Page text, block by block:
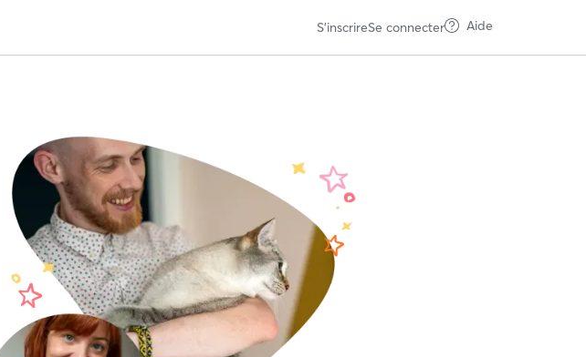
S'inscrireSe connecter Aide